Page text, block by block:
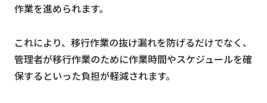
作業を進められます。
これにより、移行作業の抜け漏れを防げるだけでなく、
管理者が移行作業のために作業時間やスケジュールを確
保するといった負担が軽減されます。